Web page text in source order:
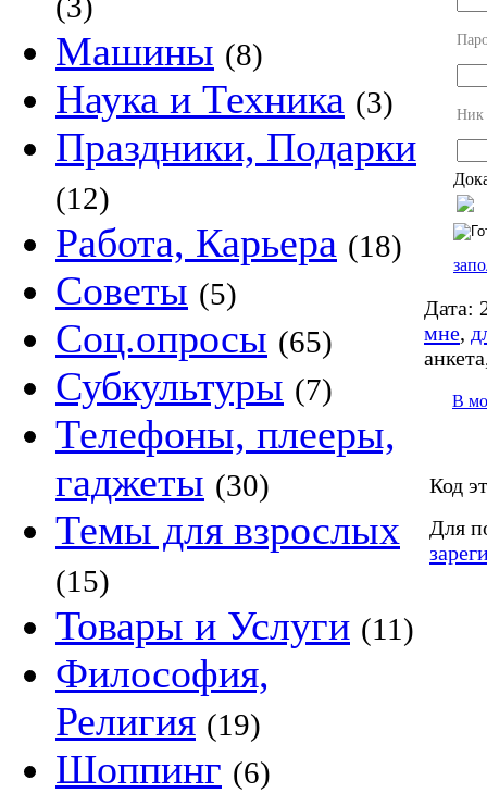
Машины (8)
Наука и Техника (3)
Праздники, Подарки
(12)
Работа, Карьера (18)
Советы (5)
Соц.опросы (65)
Субкультуры (7)
Телефоны, плееры,
гаджеты (30)
Темы для взрослых
(15)
Товары и Услуги (11)
Философия,
Религия (19)
Шоппинг (6)
Ник
Дата:
мне,
В
Код
Для